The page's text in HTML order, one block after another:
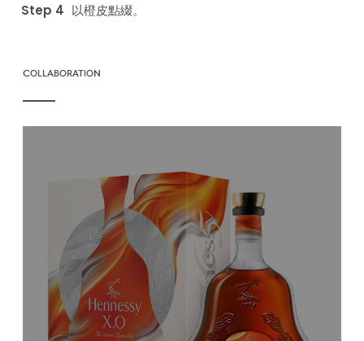
以橙皮點綴。
COLLABORATION